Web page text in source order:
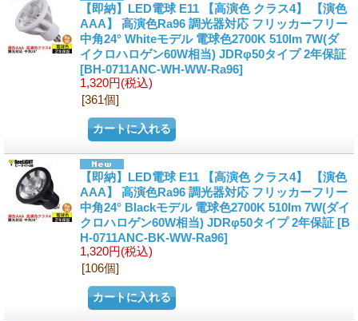
【即納】LED電球 E11 【高演色 クラス4】 【演色
AAA】 高演色Ra96 調光器対応 フリッカーフリー
中角24° Whiteモデル 電球色2700K 510lm 7W(ダ
イクロハロゲン60W相当) JDRφ50タイプ 2年保証
[BH-0711ANC-WH-WW-Ra96]
1,320円(税込)
[361個]
【即納】LED電球 E11 【高演色 クラス4】 【演色
AAA】 高演色Ra96 調光器対応 フリッカーフリー
中角24° Blackモデル 電球色2700K 510lm 7W(ダイ
クロハロゲン60W相当) JDRφ50タイプ 2年保証 [B
H-0711ANC-BK-WW-Ra96]
1,320円(税込)
[106個]